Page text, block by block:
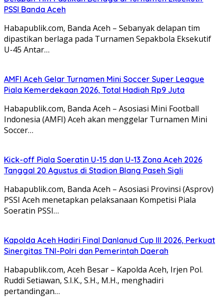
PSSI Banda Aceh
Habapublik.com, Banda Aceh – Sebanyak delapan tim
dipastikan berlaga pada Turnamen Sepakbola Eksekutif
U-45 Antar…
AMFI Aceh Gelar Turnamen Mini Soccer Super League
Piala Kemerdekaan 2026, Total Hadiah Rp9 Juta
Habapublik.com, Banda Aceh – Asosiasi Mini Football
Indonesia (AMFI) Aceh akan menggelar Turnamen Mini
Soccer…
Kick-off Piala Soeratin U-15 dan U-13 Zona Aceh 2026
Tanggal 20 Agustus di Stadion Blang Paseh Sigli
Habapublik.com, Banda Aceh – Asosiasi Provinsi (Asprov)
PSSI Aceh menetapkan pelaksanaan Kompetisi Piala
Soeratin PSSI…
Kapolda Aceh Hadiri Final Danlanud Cup III 2026, Perkuat
Sinergitas TNI-Polri dan Pemerintah Daerah
Habapublik.com, Aceh Besar – Kapolda Aceh, Irjen Pol.
Ruddi Setiawan, S.I.K., S.H., M.H., menghadiri
pertandingan…